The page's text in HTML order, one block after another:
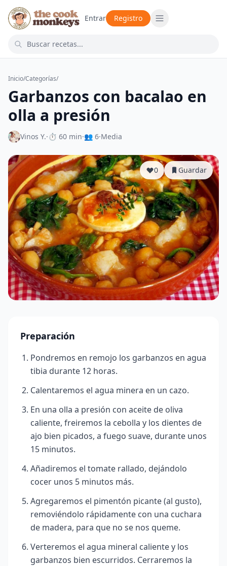
Entrar Registro
Inicio/Categorías/
Garbanzos con bacalao en
olla a presión
Vinos Y.·⏱ 60 min·👥 6·Media
0 Guardar
Preparación
Pondremos en remojo los garbanzos en agua
tibia durante 12 horas.
Calentaremos el agua minera en un cazo.
En una olla a presión con aceite de oliva
caliente, freiremos la cebolla y los dientes de
ajo bien picados, a fuego suave, durante unos
15 minutos.
Añadiremos el tomate rallado, dejándolo
cocer unos 5 minutos más.
Agregaremos el pimentón picante (al gusto),
removiéndolo rápidamente con una cuchara
de madera, para que no se nos queme.
Verteremos el agua mineral caliente y los
garbanzos bien escurridos. Cerraremos la